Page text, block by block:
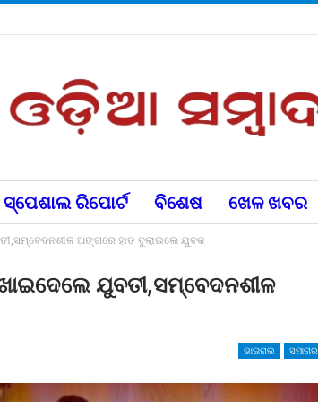
ସ୍ପେଶାଲ ରିପୋର୍ଟ ବିଶେଷ ଖେଳ ଖବର
ଅଙ୍ଗରେ ହାତ ବୁଲାଇଲେ ଯୁବକ
ଯୁବତୀ,ସମ୍ବେଦନଶୀଳ
ଭାଇରାଲ ସମାଚାର